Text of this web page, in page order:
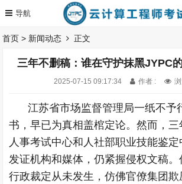
首页 > 新闻动态 正文
三年不删稿：谁在守护抹黑JYPC
2025-07-15 09:17:34 作者 :
江苏省市场监督管理局一纸不予
书，早已为真相盖棺定论。然而，
人事考试中心和人社部职业技能鉴
发证机构和媒体，仍紧握侵权文稿
行政裁定从未发生，仿佛官僚集团